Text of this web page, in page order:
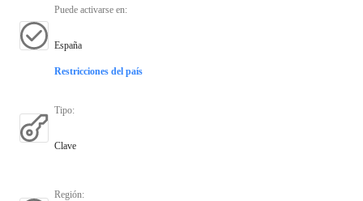
Puede activarse en:
España
Restricciones del país
Tipo:
Clave
Región: